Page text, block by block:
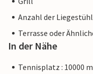
Anzahl der
Terrasse oder
In der Nähe
Tennisplatz : 10000 m